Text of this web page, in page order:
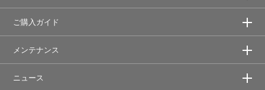
ご購入ガイド
メンテナンス
ニュース